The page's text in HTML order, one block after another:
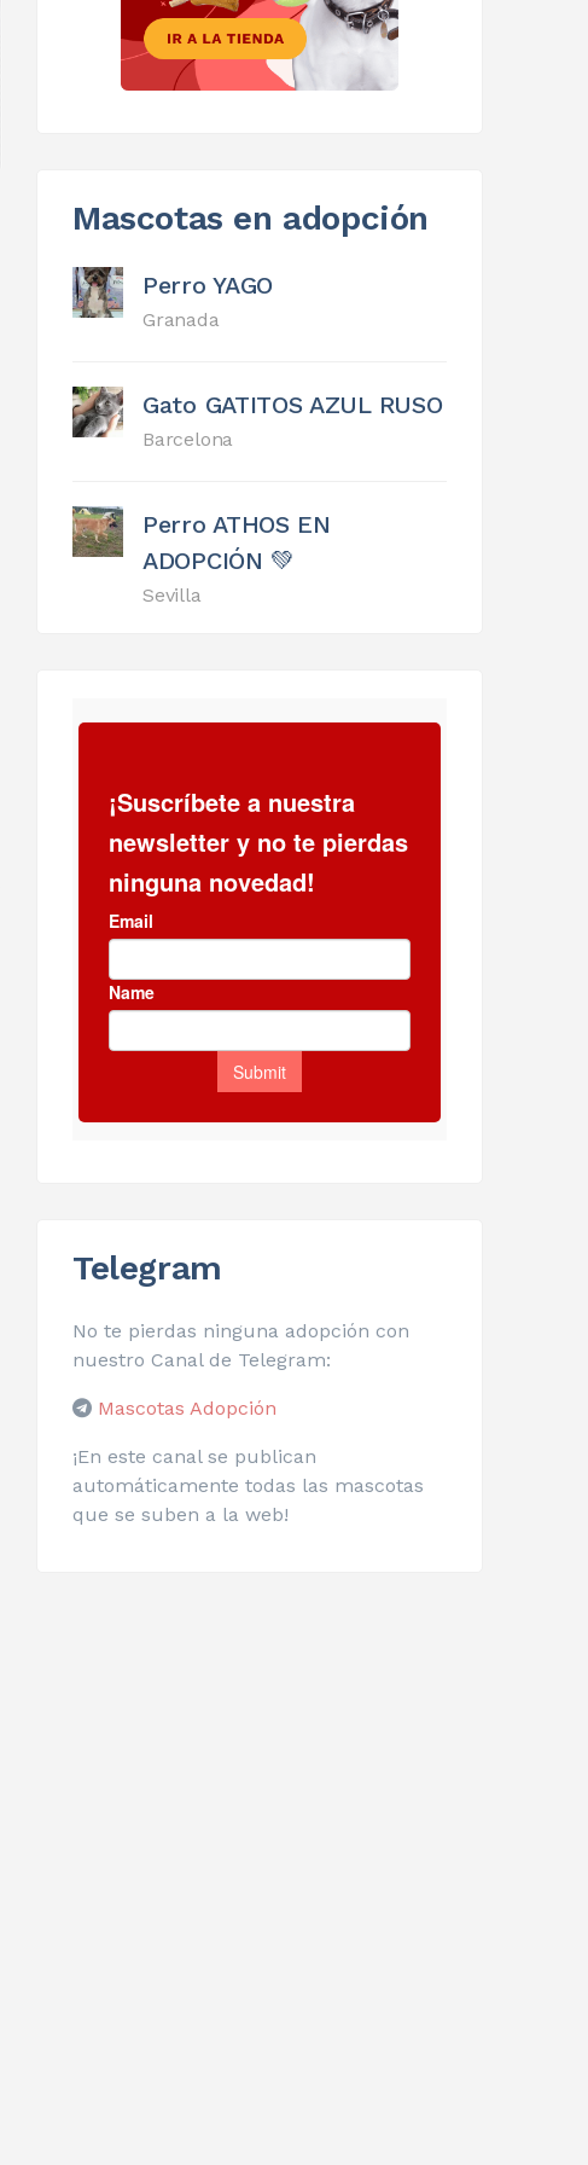
Mascotas en adopción
Perro YAGO
Granada
Gato GATITOS AZUL RUSO
Barcelona
Perro ATHOS EN
ADOPCIÓN 💚
Sevilla
Telegram
No te pierdas ninguna adopción con
nuestro Canal de Telegram:
Mascotas Adopción
¡En este canal se publican
automáticamente todas las mascotas
que se suben a la web!